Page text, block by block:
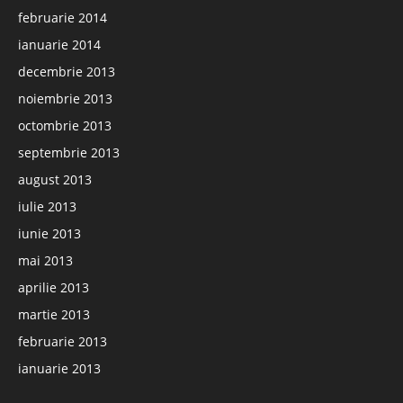
februarie 2014
ianuarie 2014
decembrie 2013
noiembrie 2013
octombrie 2013
septembrie 2013
august 2013
iulie 2013
iunie 2013
mai 2013
aprilie 2013
martie 2013
februarie 2013
ianuarie 2013